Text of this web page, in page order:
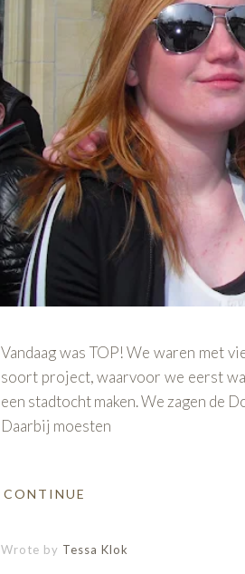
Vandaag was TOP! We waren met
soort project, waarvoor we eerst
een stadtocht maken. We zagen de
Daarbij moesten
CONTINUE
Wrote by Tessa Klok